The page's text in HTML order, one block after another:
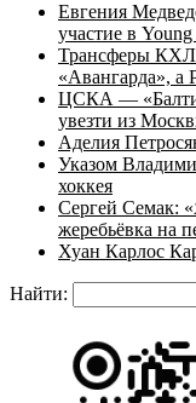
Евгения
участие в
Трансферы КХЛ:
«Авангарда», а
ЦСКА —
увезти из
Аделия
Указом
хоккея
Сергей Семак:
жеребьёвка на
Хуан Карлос
Найти: